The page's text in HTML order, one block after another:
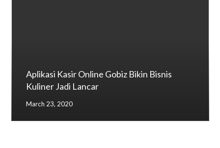
Aplikasi Kasir Online Gobiz Bikin Bisnis
Kuliner Jadi Lancar
March 23, 2020